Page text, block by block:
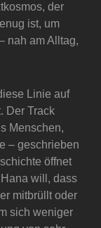
der
ist, um
nah am Alltag,
Linie auf
Der Track
Menschen,
– geschrieben
öffnet
will, dass
mitbrüllt oder
sich weniger